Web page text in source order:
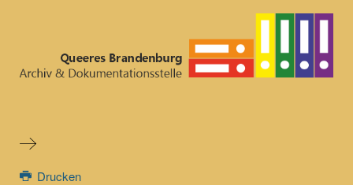
Drucken